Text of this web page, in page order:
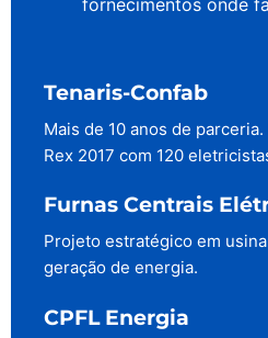
Tenaris-Confab
Mais de 10 anos de
Rex 2017 com 120
Furnas Centrais
Projeto estratégico em
geração de energia.
CPFL Energia